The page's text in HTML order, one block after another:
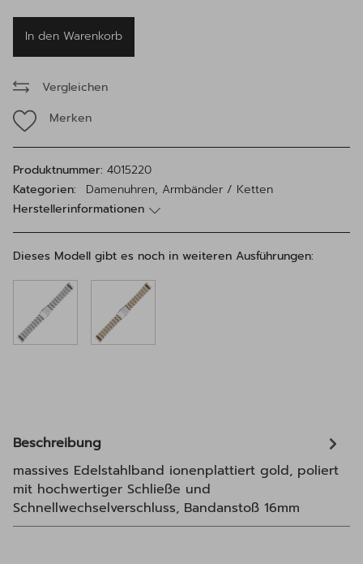
In den Warenkorb
Vergleichen
Merken
Produktnummer: 4015220
Kategorien:
Damenuhren, Armbänder / Ketten
Herstellerinformationen
Dieses Modell gibt es noch in weiteren Ausführungen:
Beschreibung
massives Edelstahlband ionenplattiert gold, poliert
mit hochwertiger Schließe und
Schnellwechselverschluss, Bandanstoß 16mm